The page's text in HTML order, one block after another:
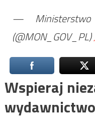
— Ministerstwo
(@MON_GOV_PL)
Wspieraj